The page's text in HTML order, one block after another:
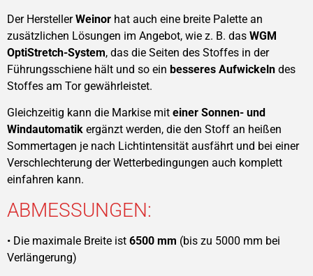
Der HerstellerWeinor hat auch eine breite Palette an
zusätzlichen Lösungen im Angebot, wie z. B. das WGM
OptiStretch-System, das die Seiten des Stoffes in der
Führungsschiene hält und so ein besseres Aufwickeln des
Stoffes am Tor gewährleistet.
Gleichzeitig kann die Markise mit einer Sonnen- und
Windautomatik ergänzt werden, die den Stoff an heißen
Sommertagen je nach Lichtintensität ausfährt und bei einer
Verschlechterung der Wetterbedingungen auch komplett
einfahren kann.
ABMESSUNGEN:
• Die maximale Breite ist 6500 mm (bis zu 5000 mm bei
Verlängerung)